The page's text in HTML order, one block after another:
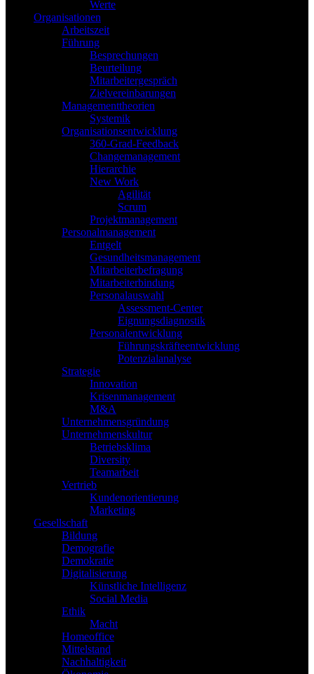
Werte
Organisationen
Arbeitszeit
Führung
Besprechungen
Beurteilung
Mitarbeitergespräch
Zielvereinbarungen
Managementtheorien
Systemik
Organisationsentwicklung
360-Grad-Feedback
Changemanagement
Hierarchie
New Work
Agilität
Scrum
Projektmanagement
Personalmanagement
Entgelt
Gesundheitsmanagement
Mitarbeiterbefragung
Mitarbeiterbindung
Personalauswahl
Assessment-Center
Eignungsdiagnostik
Personalentwicklung
Führungskräfteentwicklung
Potenzialanalyse
Strategie
Innovation
Krisenmanagement
M&A
Unternehmensgründung
Unternehmenskultur
Betriebsklima
Diversity
Teamarbeit
Vertrieb
Kundenorientierung
Marketing
Gesellschaft
Bildung
Demografie
Demokratie
Digitalisierung
Künstliche Intelligenz
Social Media
Ethik
Macht
Homeoffice
Mittelstand
Nachhaltigkeit